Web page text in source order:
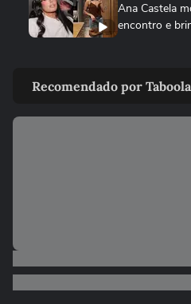
Ana Castela
encontro e
FAMOSOS
ator suspeito
Recomendado por Taboola